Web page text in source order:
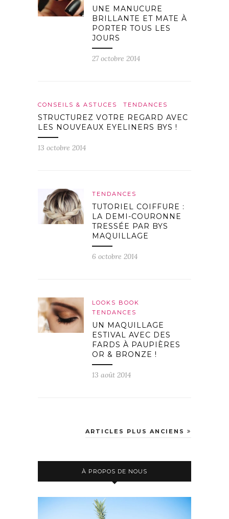
UNE MANUCURE
BRILLANTE ET MATE À
PORTER TOUS LES
JOURS
27 octobre 2014
CONSEILS & ASTUCES TENDANCES
STRUCTUREZ VOTRE REGARD AVEC
LES NOUVEAUX EYELINERS BYS !
13 octobre 2014
TENDANCES
TUTORIEL COIFFURE :
LA DEMI-COURONNE
TRESSÉE PAR BYS
MAQUILLAGE
6 octobre 2014
LOOKS BOOK
TENDANCES
UN MAQUILLAGE
ESTIVAL AVEC DES
FARDS À PAUPIÈRES
OR & BRONZE !
13 août 2014
ARTICLES PLUS ANCIENS
À PROPOS DE NOUS